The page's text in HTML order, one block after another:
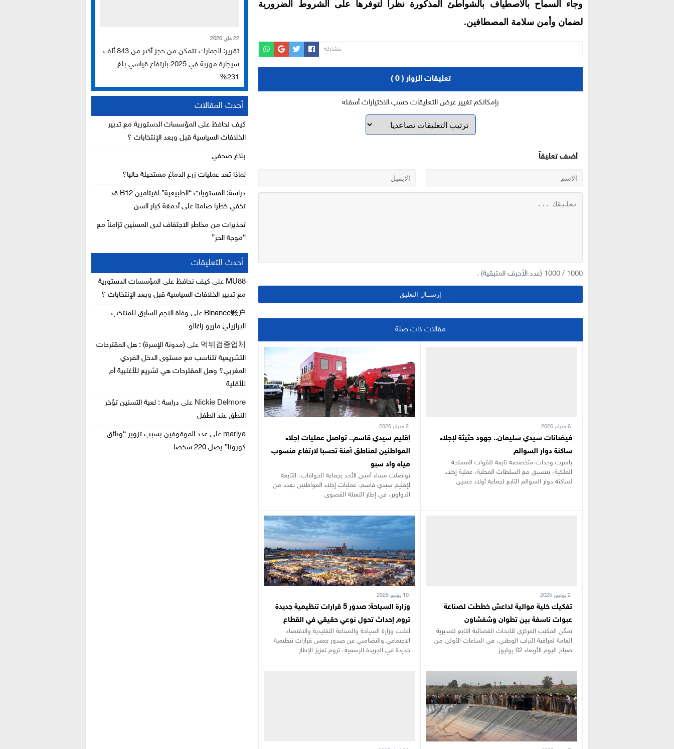
وجاء السماح بالاصطياف بالشواطئ المذكورة نظرا لتوفرها على الشروط الضرورية
لضمان وأمن سلامة المصطافين.
مشاركة
تعليقات الزوار ( 0 )
بإمكانكم تغيير عرض التعليقات حسب الاختيارات أسفله
أضف تعليقاً
1000
/
1000 (عدد الأحرف المتبقية) .
مقالات ذات صلة
فيضانات سيدي سليمان.. جهود حثيثة لإجلاء
ساكنة دوار السوالم
باشرت وحدات متخصصة تابعة للقوات المسلحة
الملكية، بتنسيق مع السلطات المحلية، عملية إجلاء
لساكنة دوار السوالم التابع لجماعة أولاد حسين
إقليم سيدي قاسم.. تواصل عمليات إجلاء
المواطنين لمناطق آمنة تحسبا لارتفاع منسوب
مياه واد سبو
تواصلت مساء أمس الأحد بجماعة الحوافات، التابعة
لإقليم سيدي قاسم، عمليات إجلاء المواطنين بعدد من
الدواوير، في إطار التعبئة القصوى
تفكيك خلية موالية لداعش خططت لصناعة
عبوات ناسفة بين تطوان وشفشاون
تمكّن المكتب المركزي للأبحاث القضائية التابع للمديرية
العامة لمراقبة التراب الوطني، في الساعات الأولى من
صباح اليوم الأربعاء 02 يوليوز
وزارة السياحة: صدور 5 قرارات تنظيمية جديدة
تروم إحداث تحول نوعي حقيقي في القطاع
أعلنت وزارة السياحة والصناعة التقليدية والاقتصاد
الاجتماعي والتضامني عن صدور خمس قرارات تنظيمية
جديدة في الجريدة الرسمية، تروم تعزيز الإطار
22 ماي 2026
تقرير: الجمارك تتمكن من حجز أكثر من 843 ألف
سيجارة مهربة في 2025 بارتفاع قياسي بلغ
231%
أحدث المقالات
كيف نحافظ على المؤسسات الدستورية مع تدبير
الخلافات السياسية قبل وبعد الإنتخابات ؟
بلاغ صحفي
لماذا تعد عمليات زرع الدماغ مستحيلة حاليا؟
دراسة: المستويات “الطبيعية” لفيتامين B12 قد
تخفي خطرا صامتا على أدمغة كبار السن
تحذيرات من مخاطر الاجتفاف لدى المسنين تزامناً مع
“موجة الحر”
أحدث التعليقات
MU88 على كيف نحافظ على المؤسسات الدستورية
مع تدبير الخلافات السياسية قبل وبعد الإنتخابات ؟
Binance账户 على وفاة النجم السابق للمنتخب
البرازيلي ماريو زاغالو
먹튀검증업체 على (مدونة الإسرة) : هل المقترحات
التشريعية تتناسب مع مستوى الدخل الفردي
المغربي؟ وهل المقترحات هي تشريع للأغلبية أم
للأقلية
Nickie Delmore على دراسة : لعبة التسنين تؤخر
النطق عند الطفل
mariya على عدد الموقوفين بسبب تزوير “وثائق
كورونا” يصل 220 شخصا